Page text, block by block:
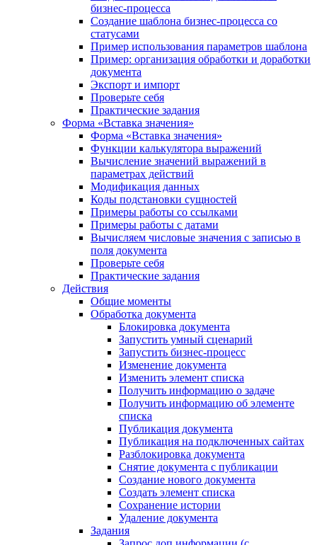
бизнес-процесса
Создание шаблона бизнес-процесса со
статусами
Пример использования параметров шаблона
Пример: организация обработки и доработки
документа
Экспорт и импорт
Проверьте себя
Практические задания
Форма «Вставка значения»
Форма «Вставка значения»
Функции калькулятора выражений
Вычисление значений выражений в
параметрах действий
Модификация данных
Коды подстановки сущностей
Примеры работы со ссылками
Примеры работы с датами
Вычисляем числовые значения с записью в
поля документа
Проверьте себя
Практические задания
Действия
Общие моменты
Обработка документа
Блокировка документа
Запустить умный сценарий
Запустить бизнес-процесс
Изменение документа
Изменить элемент списка
Получить информацию о задаче
Получить информацию об элементе
списка
Публикация документа
Публикация на подключенных сайтах
Разблокировка документа
Снятие документа с публикации
Создание нового документа
Создать элемент списка
Сохранение истории
Удаление документа
Задания